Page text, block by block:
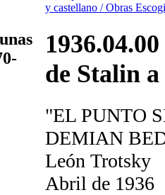
y castellano / Obras
de Stalin
"EL PUNTO
DEMIAN
León Trotsky
Abril de 1936